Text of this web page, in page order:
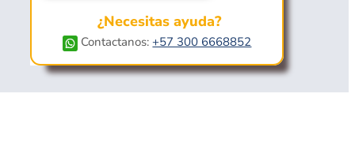
¿Necesitas ayuda?
Contactanos:+57 300 6668852